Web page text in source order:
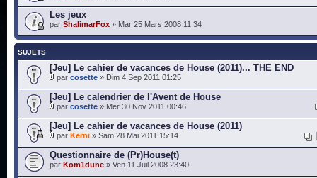
Les jeux
par ShalimarFox » Mar 25 Mars 2008 11:34
SUJETS
[Jeu] Le cahier de vacances de House (2011)... THE END
par cosette » Dim 4 Sep 2011 01:25
[Jeu] Le calendrier de l'Avent de House
par cosette » Mer 30 Nov 2011 00:46
[Jeu] Le cahier de vacances de House (2011)
par Kerni » Sam 28 Mai 2011 15:14
Questionnaire de (Pr)House(t)
par Kom1dune » Ven 11 Juil 2008 23:40